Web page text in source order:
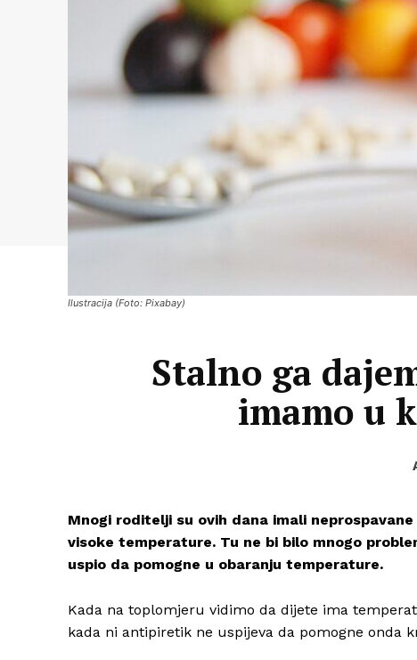
Ilustracija (Foto: Pixabay)
Stalno ga
imamo u
Mnogi roditelji su ovih dana imali
visoke temperature. Tu ne bi bilo mnogo
uspio da pomogne u obaranju temperature.
Kada na toplomjeru vidimo da dijete ima
kada ni antipiretik ne uspijeva da pomogne onda